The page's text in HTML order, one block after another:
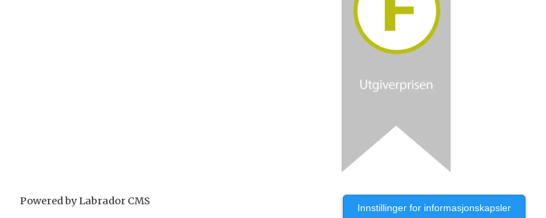
Powered by Labrador CMS
Innstillinger for informasjonskapsler